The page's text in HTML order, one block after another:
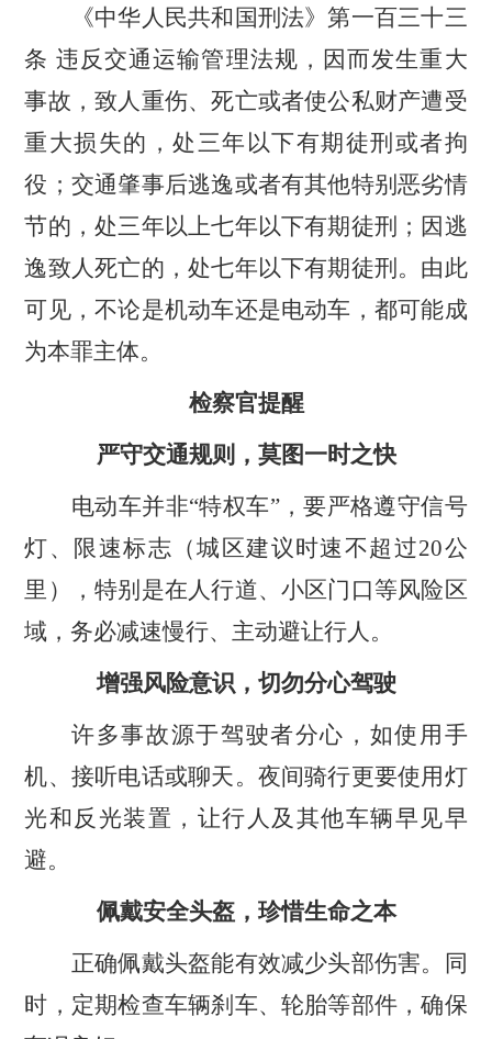
《中华人民共和国刑法》第一百三十三
条 违反交通运输管理法规，因而发生重大
事故，致人重伤、死亡或者使公私财产遭受
重大损失的，处三年以下有期徒刑或者拘
役；交通肇事后逃逸或者有其他特别恶劣情
节的，处三年以上七年以下有期徒刑；因逃
逸致人死亡的，处七年以下有期徒刑。由此
可见，不论是机动车还是电动车，都可能成
为本罪主体。
检察官提醒
严守交通规则，莫图一时之快
电动车并非“特权车”，要严格遵守信号
灯、限速标志（城区建议时速不超过20公
里），特别是在人行道、小区门口等风险区
域，务必减速慢行、主动避让行人。
增强风险意识，切勿分心驾驶
许多事故源于驾驶者分心，如使用手
机、接听电话或聊天。夜间骑行更要使用灯
光和反光装置，让行人及其他车辆早见早
避。
佩戴安全头盔，珍惜生命之本
正确佩戴头盔能有效减少头部伤害。同
时，定期检查车辆刹车、轮胎等部件，确保